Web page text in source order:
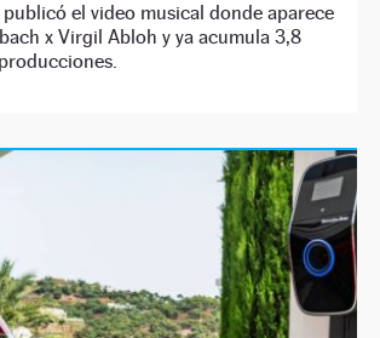
el video musical donde aparece
x Virgil Abloh y ya acumula 3,8